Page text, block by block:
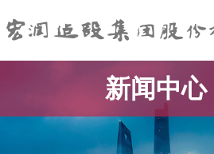
新闻中心